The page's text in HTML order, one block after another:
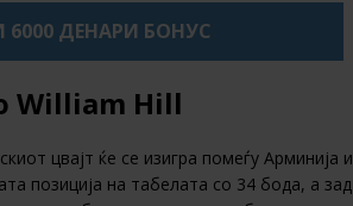
6000 ДЕНАРИ БОНУС
William Hill
цвајт ќе се изигра помеѓу Арминија и
позиција на табелата со 34 бода, а зад